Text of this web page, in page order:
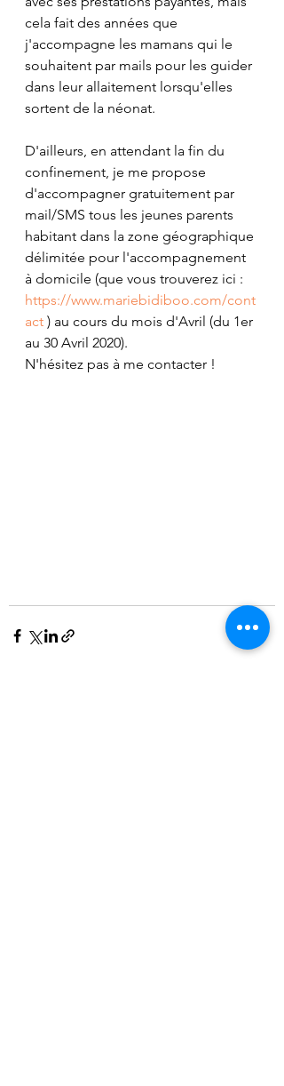
cela fait des années que
j'accompagne les mamans qui le
souhaitent par mails pour les guider
dans leur allaitement lorsqu'elles
sortent de la néonat.
D'ailleurs, en attendant la fin du
confinement, je me propose
d'accompagner gratuitement par
mail/SMS tous les jeunes parents
habitant dans la zone géographique
délimitée pour l'accompagnement
à domicile (que vous trouverez ici :
https://www.mariebidiboo.com/cont
act ) au cours du mois d'Avril (du 1er
au 30 Avril 2020).
N'hésitez pas à me contacter !